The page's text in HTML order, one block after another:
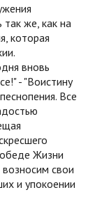
так же, как на
которая
вновь
- "Воистину
Все
Жизни
свои
и упокоении